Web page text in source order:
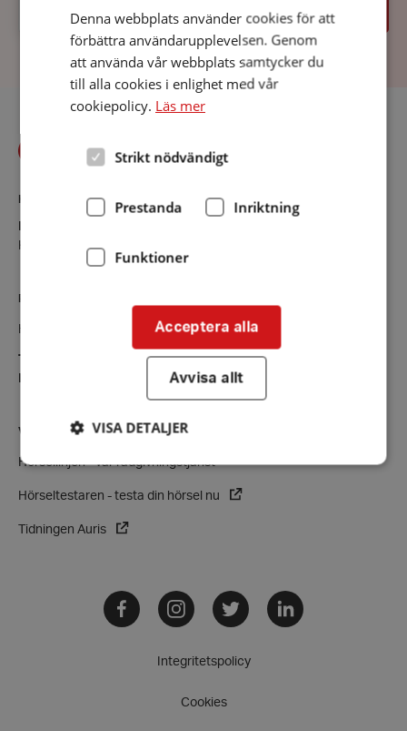
Hörselskadades Riksförbund (HRF)
Tel:
08-457 55 00 (växel)
VÅRA VERKSAMHETER
Hörsellinjen - vår rådgivningstjänst
Hörseltestaren - testa din hörsel nu
Tidningen Auris
FacebookInstagramTwitter LinkedIn
Integritetspolicy
Cookies
Denna webbplats använder cookies för att
förbättra användarupplevelsen. Genom
att använda vår webbplats samtycker du
till alla cookies i enlighet med vår
cookiepolicy. Läs mer
Strikt nödvändigt
Prestanda Inriktning
Funktioner
Acceptera alla
Avvisa allt
VISA DETALJER
Strikt nödvändigt Prestanda
och kontohantering. Webbplatsen kan inte
användas ordentligt utan strikt nödvändiga cookies.